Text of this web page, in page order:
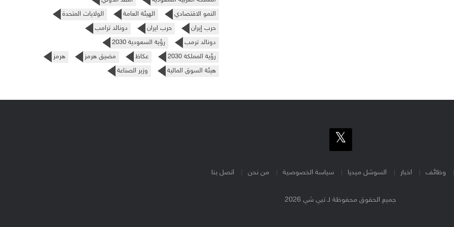
النمو الاقتصادي
الهيئة العامة
الولايات المتحدة
حرب إيران
حرب ايران
دونالد ترامب
دونالد ترمب
رؤية السعودية 2030
رؤية المملكة 2030
عكاظ مضيق هرمز
هرمز
هيئة السوق المالية
وزير الصناعة
وظائف اخبار السوشل ميديا سياسة الخصوصية من نحن اتصل بنا
جميع الحقوق محفوظة لـ تبي شي 2026